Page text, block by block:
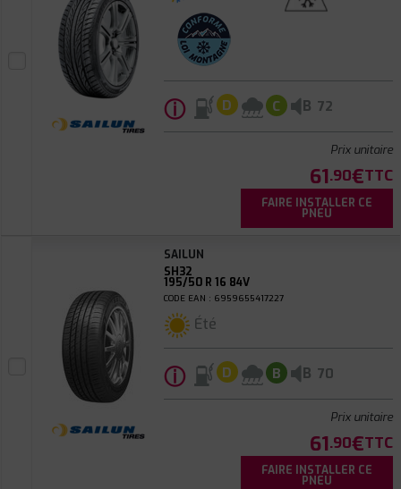
ⓘ D C B 72
Prix unitaire
61.90€TTC
FAIRE INSTALLER CE
PNEU
SAILUN
SH32
195/50 R 16 84V
CODE EAN : 6959655417227
Été
ⓘ D B B 70
Prix unitaire
61.90€TTC
FAIRE INSTALLER CE
PNEU